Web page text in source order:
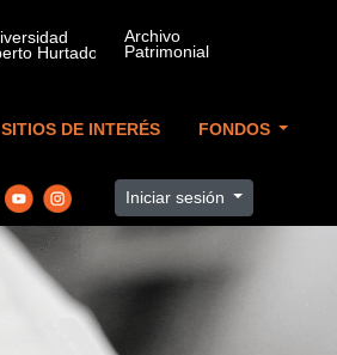
SITIOS DE INTERÉS FONDOS
Iniciar sesión